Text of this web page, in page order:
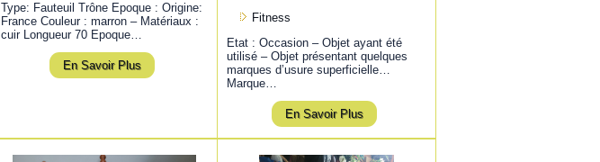
Type: Fauteuil Trône Epoque : Origine:
France Couleur : marron – Matériaux :
cuir Longueur 70 Epoque…
En Savoir Plus
Fitness
Etat : Occasion – Objet ayant été
utilisé – Objet présentant quelques
marques d’usure superficielle…
Marque…
En Savoir Plus